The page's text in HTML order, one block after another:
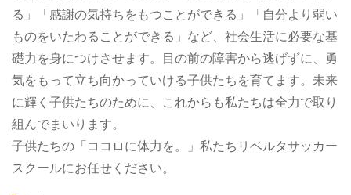
る」「感謝の気持ちをもつことができる」「自分より弱い
ものをいたわることができる」など、社会生活に必要な基
礎力を身につけさせます。目の前の障害から逃げずに、勇
気をもって立ち向かっていける子供たちを育てます。未来
に輝く子供たちのために、これからも私たちは全力で取り
組んでまいります。
子供たちの「ココロに体力を。」私たちリベルタサッカー
スクールにお任せください。